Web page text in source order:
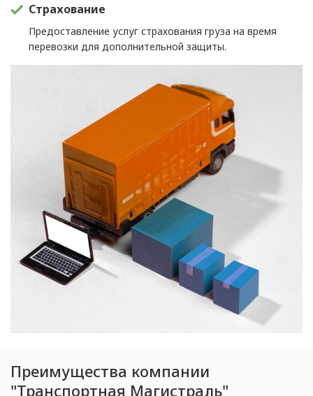
Страхование
Предоставление услуг страхования груза на время
перевозки для дополнительной защиты.
Преимущества компании
"Транспортная Магистраль"